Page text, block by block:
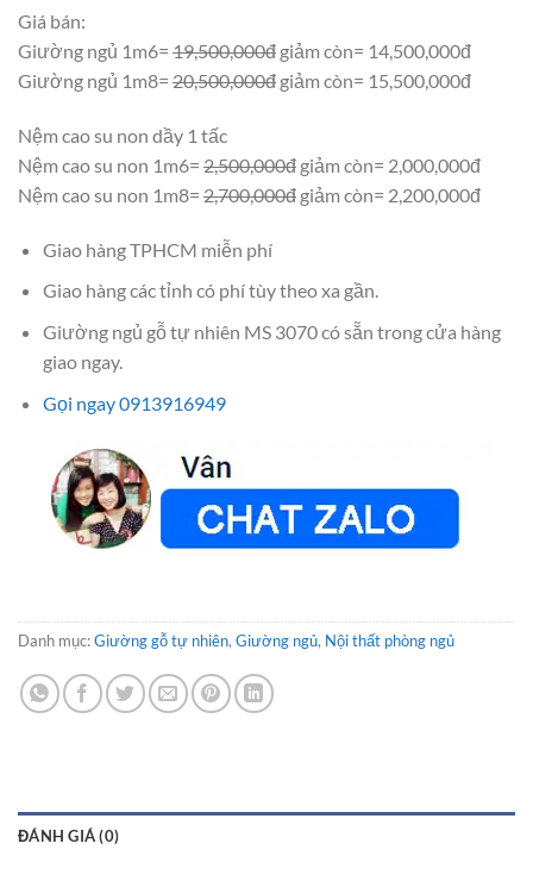
Giá bán:
Giường ngủ 1m6= 19,500,000đ giảm còn= 14,500,000đ
Giường ngủ 1m8= 20,500,000đ giảm còn= 15,500,000đ
Nệm cao su non dầy 1 tấc
Nệm cao su non 1m6= 2,500,000đ giảm còn= 2,000,000đ
Nệm cao su non 1m8= 2,700,000đ giảm còn= 2,200,000đ
Giao hàng TPHCM miễn phí
Giao hàng các tỉnh có phí tùy theo xa gần.
Giường ngủ gỗ tự nhiên MS 3070 có sẵn trong cửa hàng
giao ngay.
Gọi ngay 0913916949
Danh mục:Giường gỗ tự nhiên, Giường ngủ, Nội thất phòng ngủ
ĐÁNH GIÁ (0)